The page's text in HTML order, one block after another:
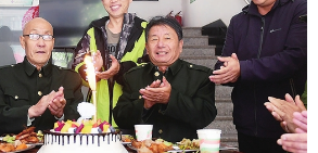
晚报 热评 社区